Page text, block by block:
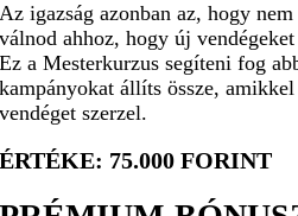
Az igazság azonban az, hogy
válnod ahhoz, hogy új
Ez a Mesterkurzus segíteni fog
kampányokat állíts össze,
vendéget szerzel.
ÉRTÉKE: 75.000 FORINT